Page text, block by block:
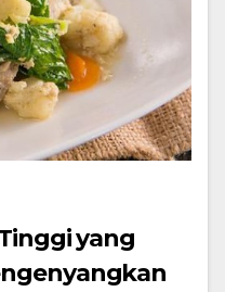
yang